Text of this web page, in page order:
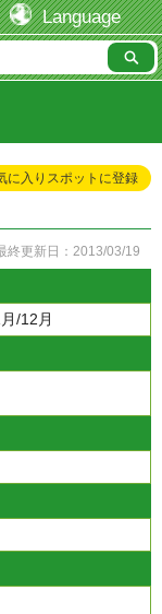
Language
に入りスポットに登録
終更新日：2013/03/19
/12月